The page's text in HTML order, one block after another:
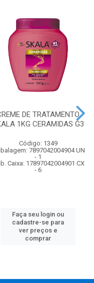
DE TRATAMENTO
1KG CERAMIDAS G3
Código: 1349
7897042004904 UN
- 1
Caixa: 17897042004901 CX
- 6
Faça seu login ou
cadastre-se para
ver preços e
comprar